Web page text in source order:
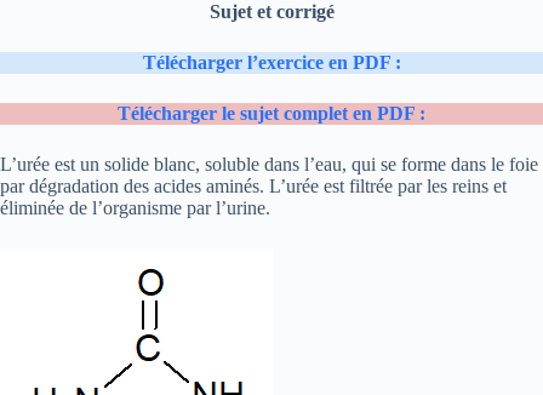
Sujet et corrigé
Télécharger l’exercice en PDF :
Télécharger le sujet complet en PDF :
L’urée est un solide blanc, soluble dans l’eau, qui se forme dans le foie
par dégradation des acides aminés. L’urée est filtrée par les reins et
éliminée de l’organisme par l’urine.